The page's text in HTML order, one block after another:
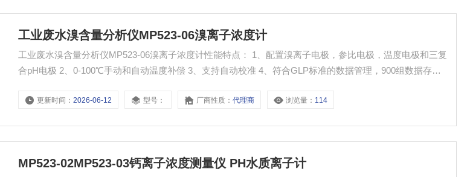
工业废水溴含量分析仪MP523-06溴离子浓度计
工业废水溴含量分析仪MP523-06溴离子浓度计性能特点： 1、配置溴离子电极，参比电极，温度电极和三复
合pH电极 2、0-100℃手动和自动温度补偿 3、支持自动校准 4、符合GLP标准的数据管理，900组数据存
模式，定时测量模式和连续测量模式
更新时间：2026-06-12 型号： 厂商性质：代理商 浏览量： 114
MP523-02​MP523-03钙离子浓度测量仪 PH水质离子计